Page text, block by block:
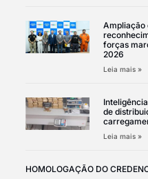
Ampliação
forças
2026
Leia mais »
de
Leia mais »
HOMOLOGAÇÃO DO